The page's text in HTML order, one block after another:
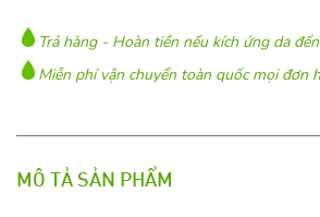
8%
M.O.C
lượng
Trả hàng - Hoàn tiền nếu kích ứng da
Miễn phí vận chuyển toàn quốc mọi đơn
MÔ TẢ SẢN PHẨM